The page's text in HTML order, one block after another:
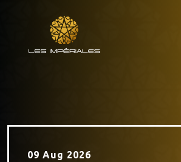
09 Aug 2026